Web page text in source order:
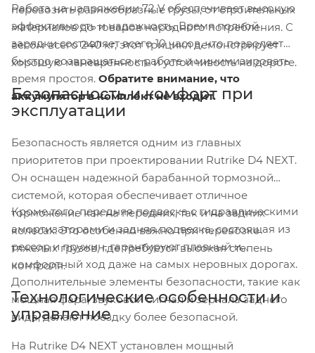
перевозить разнообразные грузы, от строительных
материалов до товаров народного потребления. С
весом всего 240 кг, этот трицикл демонстрирует
хорошую маневренность и устойчивость на дороге.
Работа на напряжении 72 V обеспечивает высокую
эффективность и надежность. Время полной
зарядки составляет всего 10 часов, что позволяет
быстро возвращаться к работе и минимизировать
время простоя. Обратите внимание, что
аккумулятор в комплект не входит.
Безопасность и комфорт при
эксплуатации
Безопасность является одним из главных
приоритетов при проектировании Rutrike D4 NEXT.
Он оснащен надежной барабанной тормозной
системой, которая обеспечивает отличное
торможение как на передних, так и на задних
колесах. Это особенно важно при перевозке
тяжелых грузов, где требуется высокая степень
контроля.
Кроме того, передняя подвеска с гидравлическими
амортизаторами и задняя подвеска, состоящая из
рессор и пружин, гарантируют плавный и
комфортный ход даже на самых неровных дорогах.
Дополнительные элементы безопасности, такие как
мощная фара, звуковой сигнал и зеркала заднего
вида, делают поездку более безопасной.
Технологические особенности и
управление
На Rutrike D4 NEXT установлен мощный